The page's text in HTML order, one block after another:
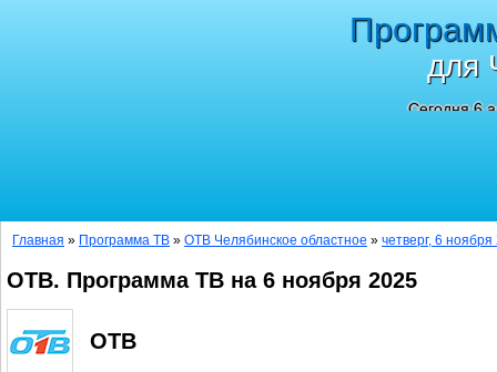
для
Сегодня 6
Главная » Программа ТВ » ОТВ Челябинское областное » четверг, 6 ноября
ОТВ. Программа ТВ на 6 ноября 2025
ОТВ